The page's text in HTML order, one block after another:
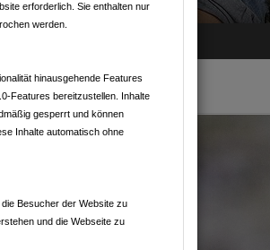
erforderlich. Sie enthalten nur
werden.
hinausgehende Features
Features bereitzustellen. Inhalte
gesperrt und können
Inhalte automatisch ohne
Besucher der Website zu
und die Webseite zu